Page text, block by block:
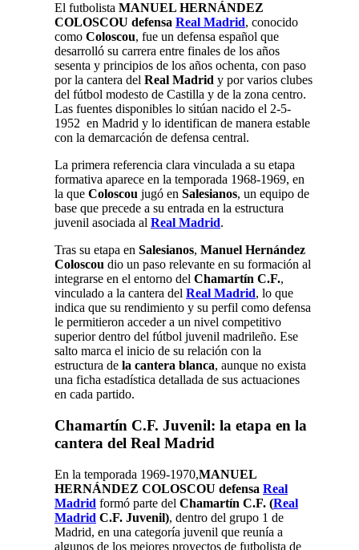
El futbolista MANUEL HERNÁNDEZ
COLOSCOU defensa Real Madrid, conocido
como Coloscou, fue un defensa español que
desarrolló su carrera entre finales de los años
sesenta y principios de los años ochenta, con paso
por la cantera del Real Madrid y por varios clubes
del fútbol modesto de Castilla y de la zona centro.
Las fuentes disponibles lo sitúan nacido el 2-5-
1952 en Madrid y lo identifican de manera estable
con la demarcación de defensa central.
La primera referencia clara vinculada a su etapa
formativa aparece en la temporada 1968-1969, en
la que Coloscou jugó en Salesianos, un equipo de
base que precede a su entrada en la estructura
juvenil asociada al Real Madrid.
Tras su etapa en Salesianos, Manuel Hernández
Coloscou dio un paso relevante en su formación al
integrarse en el entorno del Chamartín C.F.,
vinculado a la cantera del Real Madrid, lo que
indica que su rendimiento y su perfil como defensa
le permitieron acceder a un nivel competitivo
superior dentro del fútbol juvenil madrileño. Ese
salto marca el inicio de su relación con la
estructura de la cantera blanca, aunque no exista
una ficha estadística detallada de sus actuaciones
en cada partido.
Chamartín C.F. Juvenil: la etapa en la
cantera del Real Madrid
En la temporada 1969-1970,MANUEL
HERNÁNDEZ COLOSCOU defensa Real
Madrid formó parte del Chamartín C.F. (Real
Madrid C.F. Juvenil), dentro del grupo 1 de
Madrid, en una categoría juvenil que reunía a
algunos de los mejores proyectos de futbolista de